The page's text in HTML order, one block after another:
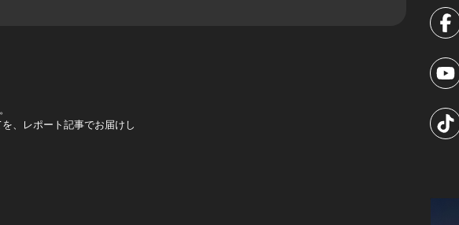
、レポート記事でお届けし